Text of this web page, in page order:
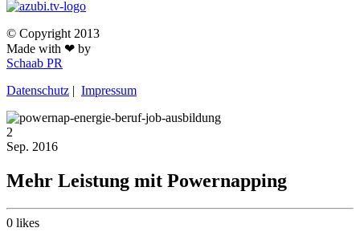
© Copyright 2013
Made with ❤ by
Schaab PR
Datenschutz | Impressum
2
Sep. 2016
Mehr Leistung mit Powernapping
0 likes